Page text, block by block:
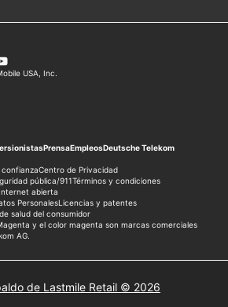
de Lastmile Retail © 2026